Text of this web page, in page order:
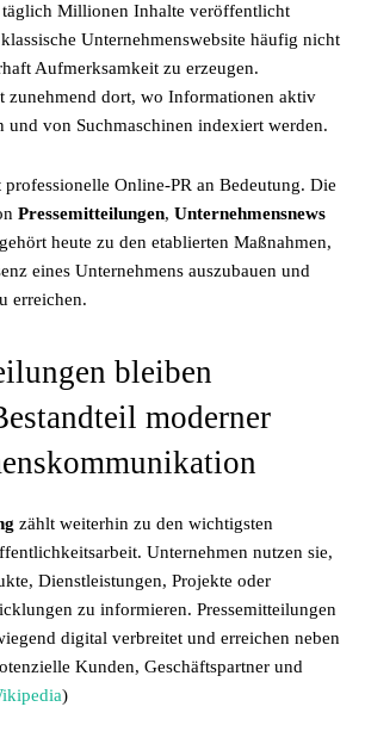
Millionen Inhalte veröffentlicht
Unternehmenswebsite häufig nicht
Aufmerksamkeit zu erzeugen.
zunehmend dort, wo Informationen aktiv
und von Suchmaschinen indexiert werden.
Online-PR an Bedeutung. Die
Pressemitteilungen, Unternehmensnews
gehört heute zu den etablierten Maßnahmen,
eines Unternehmens auszubauen und
erreichen.
bleiben
moderner
zählt weiterhin zu den wichtigsten
Unternehmen nutzen sie,
Dienstleistungen, Projekte oder
zu informieren. Pressemitteilungen
digital verbreitet und erreichen neben
Kunden, Geschäftspartner und
)